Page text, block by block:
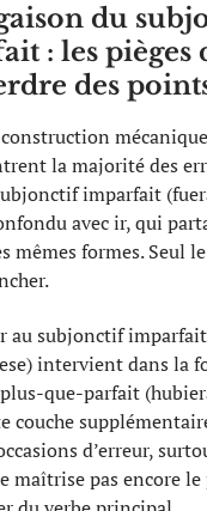
du
: les pièges
des
la majorité des
imparfait
avec ir, qui
mêmes formes. Seul
au subjonctif imparfait
intervient dans la
que-parfait
couche
d’erreur,
maîtrise pas encore